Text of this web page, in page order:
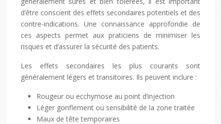
d’être conscient des effets secondaires potentiels et des
contre-indications. Une connaissance approfondie de
ces aspects permet aux praticiens de minimiser les
risques et d’assurer la sécurité des patients.
Les effets secondaires les plus courants sont
généralement légers et transitoires. Ils peuvent inclure :
Rougeur ou ecchymose au point d’injection
Léger gonflement ou sensibilité de la zone traitée
Maux de tête temporaires